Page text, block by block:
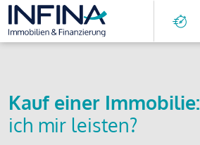
Kauf einer Immobilie:
ich mir leisten?